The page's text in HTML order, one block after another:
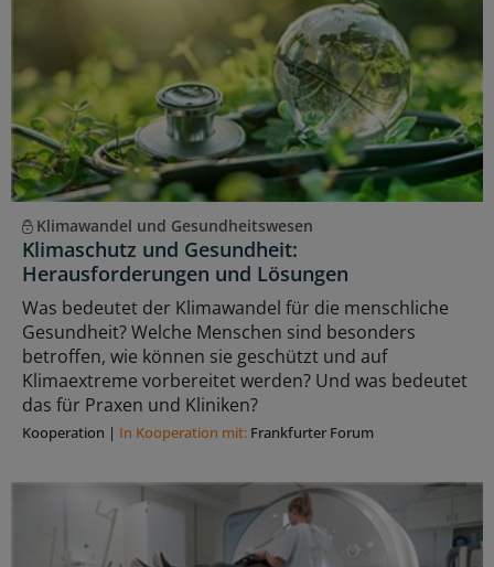
Klimawandel und Gesundheitswesen
Klimaschutz und Gesundheit:
Herausforderungen und Lösungen
Was bedeutet der Klimawandel für die menschliche
Gesundheit? Welche Menschen sind besonders
betroffen, wie können sie geschützt und auf
Klimaextreme vorbereitet werden? Und was bedeutet
das für Praxen und Kliniken?
Kooperation | In Kooperation mit: Frankfurter Forum